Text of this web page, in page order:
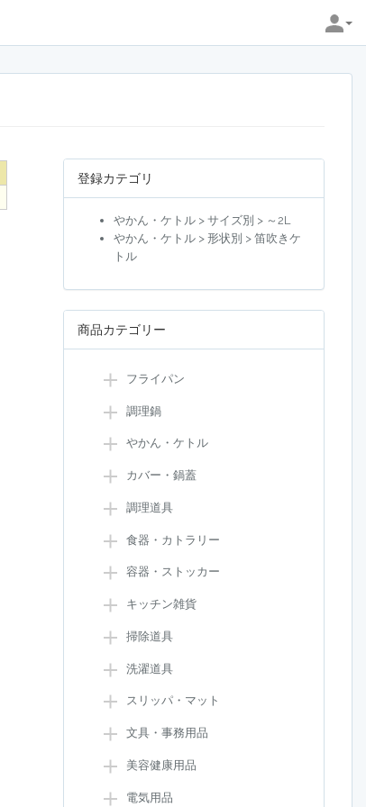
登録カテゴリ
やかん・ケトル > サイズ別 > ～2L
やかん・ケトル > 形状別 > 笛吹きケ
トル
商品カテゴリー
フライパン
調理鍋
やかん・ケトル
カバー・鍋蓋
調理道具
食器・カトラリー
容器・ストッカー
キッチン雑貨
掃除道具
洗濯道具
スリッパ・マット
文具・事務用品
美容健康用品
電気用品